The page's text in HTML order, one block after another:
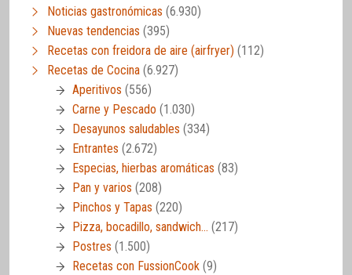
Noticias gastronómicas (6.930)
Nuevas tendencias (395)
Recetas con freidora de aire (airfryer) (112)
Recetas de Cocina (6.927)
Aperitivos (556)
Carne y Pescado (1.030)
Desayunos saludables (334)
Entrantes (2.672)
Especias, hierbas aromáticas (83)
Pan y varios (208)
Pinchos y Tapas (220)
Pizza, bocadillo, sandwich… (217)
Postres (1.500)
Recetas con FussionCook (9)